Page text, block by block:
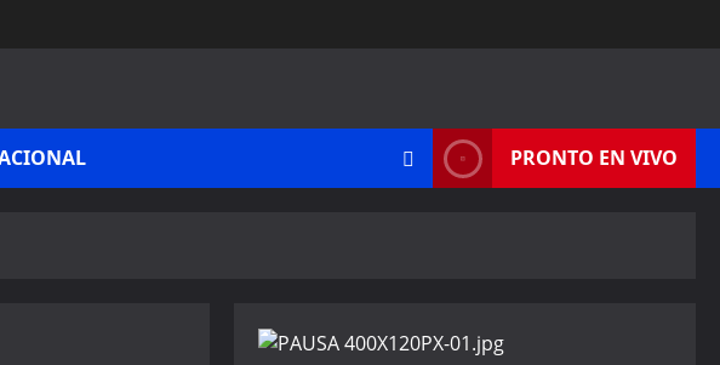
PRONTO EN VIVO